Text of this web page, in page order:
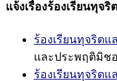
แจ้งเรื่องร้องเรียนทุจริต
ร้องเรียนทุจริต
และประพฤติมิช
ร้องเรียนทุจริต